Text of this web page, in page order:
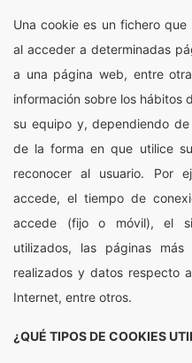
Una cookie es un fichero
al acceder a determinadas
a una página web, entre
información sobre los hábitos
su equipo y, dependiendo
de la forma en que utilice
reconocer al usuario. Por
accede, el tiempo de
accede (fijo o móvil), el
utilizados, las páginas
realizados y datos respecto
Internet, entre otros.
¿QUÉ TIPOS DE COOKIES